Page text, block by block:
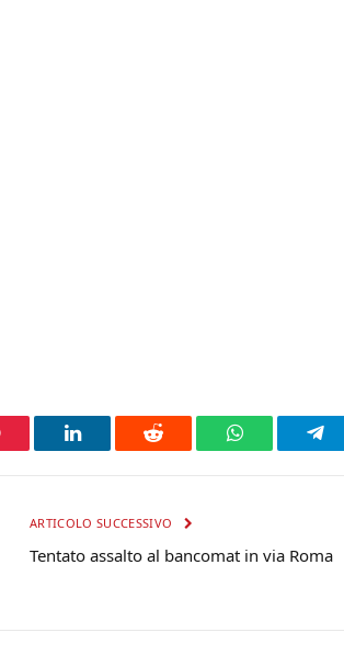
LinkedIn Reddit WhatsApp
ARTICOLO SUCCESSIVO
Tentato assalto al bancomat in via Roma